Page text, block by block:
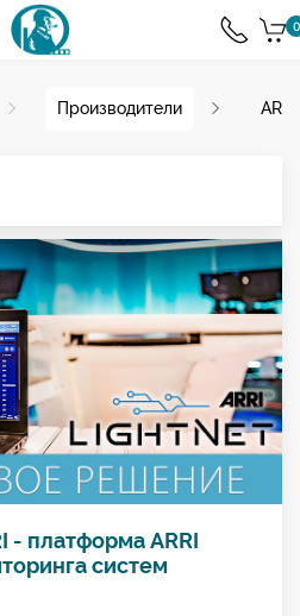
0
Производители ARRI
- платформа ARRI
систем